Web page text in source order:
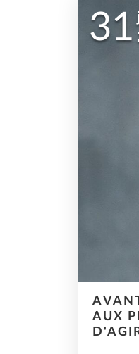
31
AUX